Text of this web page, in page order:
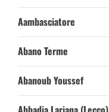
Aambasciatore
Abano Terme
Abanoub Youssef